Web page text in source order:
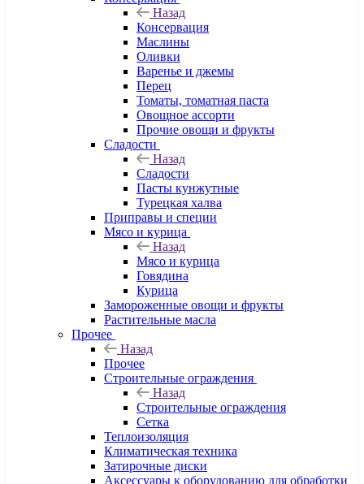
Назад
Консервация
Маслины
Оливки
Варенье и джемы
Перец
Томаты, томатная паста
Овощное ассорти
Прочие овощи и фрукты
Сладости
Назад
Сладости
Пасты кунжутные
Турецкая халва
Приправы и специи
Мясо и курица
Назад
Мясо и курица
Говядина
Курица
Замороженные овощи и фрукты
Растительные масла
Прочее
Назад
Прочее
Строительные ограждения
Назад
Строительные ограждения
Сетка
Теплоизоляция
Климатическая техника
Затирочные диски
Аксессуары к оборудованию для обработки